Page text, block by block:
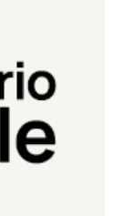
Filippo